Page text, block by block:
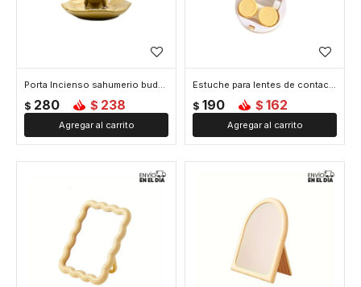
Porta Incienso sahumerio buda redondo - Amarillo
$ 280 $ 238
Estuche para lentes de contacto - Amarillo
$ 190 $ 162